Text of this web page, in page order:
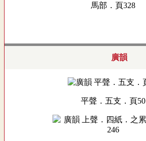
馬部．頁328
廣韻
平聲．五支．頁50